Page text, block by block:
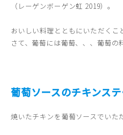
（レーゲンボーゲン虹 2019）。
おいしい料理とともにいただくこ
さて、葡萄には葡萄、、、葡萄の
葡萄ソースのチキンス
焼いたチキンを葡萄ソースでいた